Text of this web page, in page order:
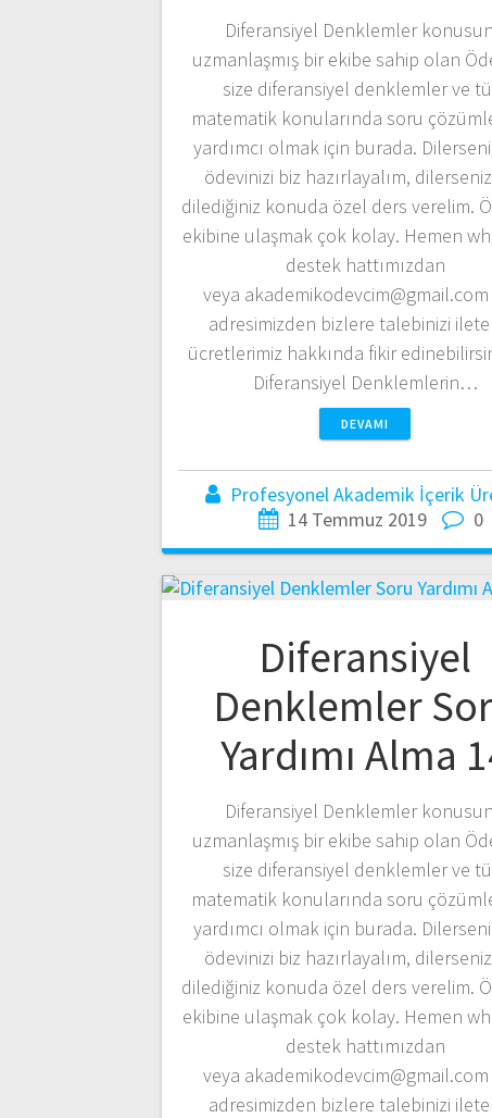
Diferansiyel Denklemler
uzmanlaşmış bir ekibe sahip olan
size diferansiyel denklemler ve
matematik konularında soru
yardımcı olmak için burada.
ödevinizi biz hazırlayalım,
dilediğiniz konuda özel ders verelim.
ekibine ulaşmak çok kolay. Hemen
destek hattımızdan
veya
adresimizden bizlere talebinizi
ücretlerimiz hakkında fikir
Diferansiyel Denklemlerin…
DEVAMI
Profesyonel Akademik İçerik
14 Temmuz 2019
0
Diferansiyel
Denklemler
Yardımı Alma
Diferansiyel Denklemler
uzmanlaşmış bir ekibe sahip olan
size diferansiyel denklemler ve
matematik konularında soru
yardımcı olmak için burada.
ödevinizi biz hazırlayalım,
dilediğiniz konuda özel ders verelim.
ekibine ulaşmak çok kolay. Hemen
destek hattımızdan
veya
adresimizden bizlere talebinizi